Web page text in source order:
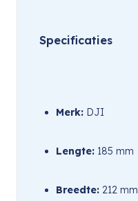
Specificaties
Merk: DJI
Lengte: 185 mm
Breedte: 212 mm